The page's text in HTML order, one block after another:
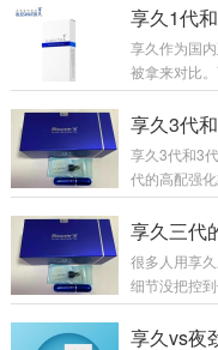
足、腰膝酸
滋补品见效
年的知名品
为中国男性
享久1代
享久作为国
被拿来对比
用体感及性
到适配需求
本成分，成
础延时需求
阳、肾精草
享久3代和3
代的高配强
标准版更温
清3代标准版
识度高。 二
核心区别在
享久三代
很多人用享
细节没把控
充分发挥产
理了完整、